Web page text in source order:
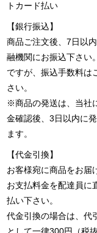
トカード払い
【銀行振込】
商品ご注文後、7日以
融機関にお振込下さい
ですが、振込手数料は
さい。
※商品の発送は、当社
金確認後、3日以内に
ます。
【代金引換】
お客様宛に商品をお届
お支払料金を配達員に
払い下さい。
代金引換の場合は、代
として一律300円（税